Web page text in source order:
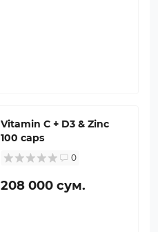
Vitamin C + D3 & Zinc
100 caps
0
208 000 сум.